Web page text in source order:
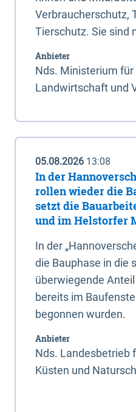
Verbraucherschutz,
Tierschutz. Sie sind
Anbieter
Nds. Ministerium für
Landwirtschaft und
05.08.2026 13:08
In der
rollen wieder die
setzt die
und im Helstorfer
In der
die Bauphase in die
überwiegende
bereits im
begonnen wurden.
Anbieter
Nds. Landesbetrieb
Küsten und